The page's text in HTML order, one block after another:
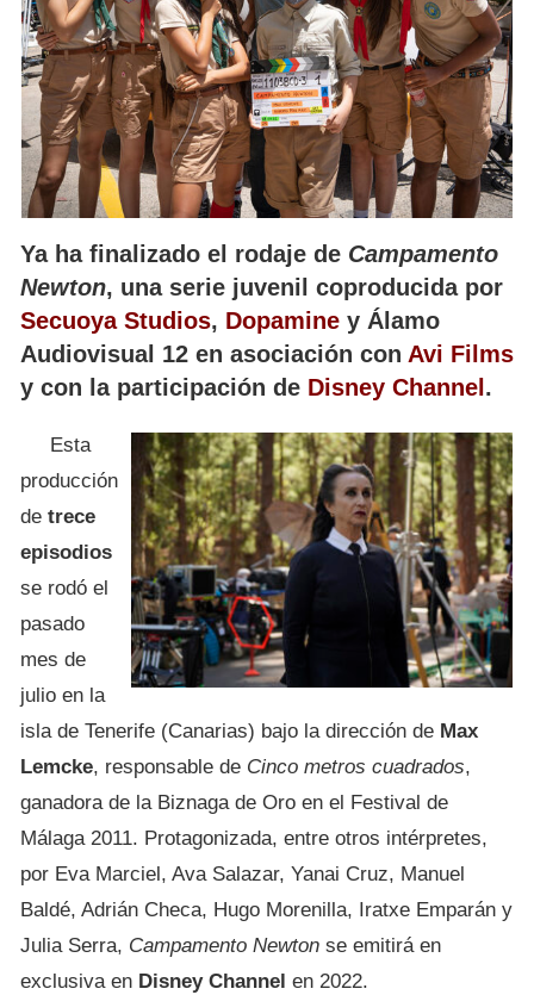
Ya ha finalizado el rodaje de Campamento
Newton, una serie juvenil coproducida por
Secuoya Studios, Dopamine y Álamo
Audiovisual 12 en asociación con Avi Films
y con la participación de Disney Channel .
Esta
producción
de trece
episodios
se rodó el
pasado
mes de
julio en la
isla de Tenerife (Canarias) bajo la dirección de Max
Lemcke, responsable de Cinco metros cuadrados,
ganadora de la Biznaga de Oro en el Festival de
Málaga 2011. Protagonizada, entre otros intérpretes,
por Eva Marciel, Ava Salazar, Yanai Cruz, Manuel
Baldé, Adrián Checa, Hugo Morenilla, Iratxe Emparán y
Julia Serra, Campamento Newton se emitirá en
exclusiva en Disney Channel en 2022.